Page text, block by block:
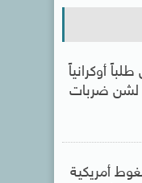
أوكرانياً
لشن ضربات
أمريكية